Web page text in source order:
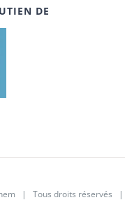
DE
| Tous droits réservés |